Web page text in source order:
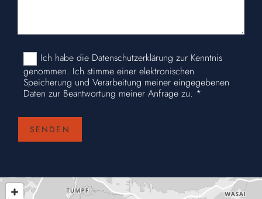
Ich habe die Datenschutzerklärung zur Kenntnis
genommen. Ich stimme einer elektronischen
Speicherung und Verarbeitung meiner eingegebenen
Daten zur Beantwortung meiner Anfrage zu. *